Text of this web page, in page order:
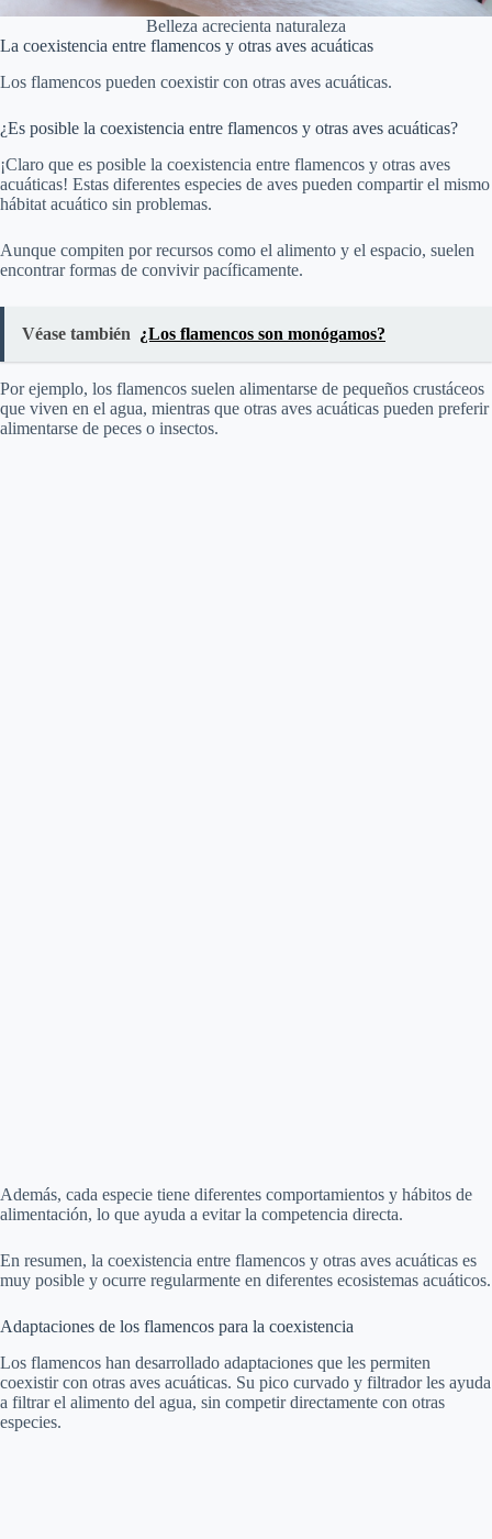
Belleza acrecienta naturaleza
La coexistencia entre flamencos y otras aves acuáticas
Los flamencos pueden coexistir con otras aves acuáticas.
¿Es posible la coexistencia entre flamencos y otras aves acuáticas?
¡Claro que es posible la coexistencia entre flamencos y otras aves
acuáticas! Estas diferentes especies de aves pueden compartir el mismo
hábitat acuático sin problemas.
Aunque compiten por recursos como el alimento y el espacio, suelen
encontrar formas de convivir pacíficamente.
Véase también ¿Los flamencos son monógamos?
Por ejemplo, los flamencos suelen alimentarse de pequeños crustáceos
que viven en el agua, mientras que otras aves acuáticas pueden preferir
alimentarse de peces o insectos.
Además, cada especie tiene diferentes comportamientos y hábitos de
alimentación, lo que ayuda a evitar la competencia directa.
En resumen, la coexistencia entre flamencos y otras aves acuáticas es
muy posible y ocurre regularmente en diferentes ecosistemas acuáticos.
Adaptaciones de los flamencos para la coexistencia
Los flamencos han desarrollado adaptaciones que les permiten
coexistir con otras aves acuáticas. Su pico curvado y filtrador les ayuda
a filtrar el alimento del agua, sin competir directamente con otras
especies.